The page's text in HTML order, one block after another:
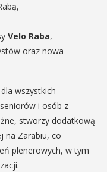
Velo Raba,
oraz nowa
wszystkich
i osób z
stworzy dodatkową
na Zarabiu, co
plenerowych, w tym